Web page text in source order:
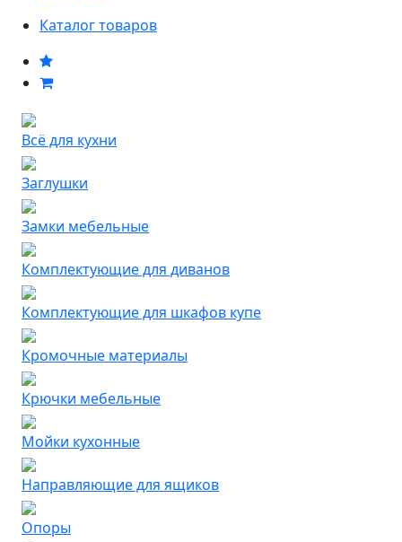
Каталог товаров
Всё для кухни
Заглушки
Замки мебельные
Комплектующие для диванов
Комплектующие для шкафов купе
Кромочные материалы
Крючки мебельные
Мойки кухонные
Направляющие для ящиков
Опоры